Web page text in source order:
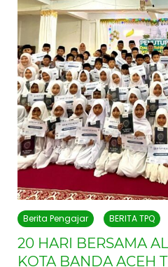
Berita Pengajar BERITA TPQ
20 HARI BERSAMA
KOTA BANDA ACEH